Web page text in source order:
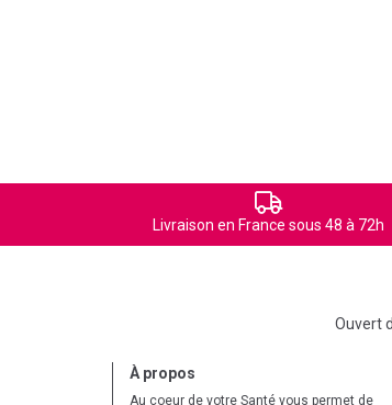
Livraison en France sous 48 à 72h
Ouvert
À propos
Au coeur de votre Santé vous permet de